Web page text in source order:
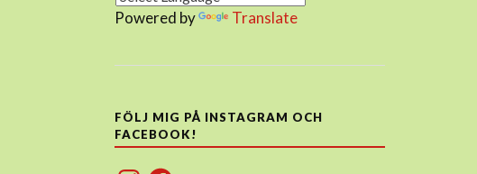
Powered by Translate
FÖLJ MIG PÅ INSTAGRAM OCH
FACEBOOK!